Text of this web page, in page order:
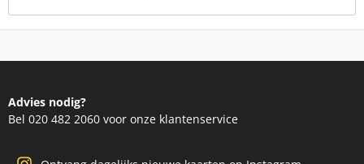
Advies nodig?
Bel 020 482 2060 voor onze klantenservice